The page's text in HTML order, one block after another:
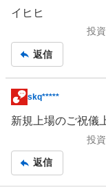
記
イヒヒ
投
返信
掲
示
記
事
skq*****
新規上場のご祝儀
投
返信